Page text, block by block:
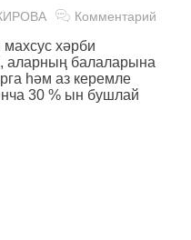
Комментарий
хәрби
аларның балаларына
һәм аз керемле
30 % ын бушлай